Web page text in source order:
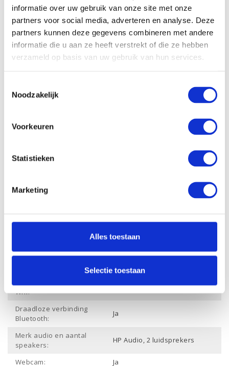
informatie over uw gebruik van onze site met onze
partners voor social media, adverteren en analyse. Deze
partners kunnen deze gegevens combineren met andere
informatie die u aan ze heeft verstrekt of die ze hebben
verzameld op basis van uw gebruik van hun services.
Noodzakelijk
Voorkeuren
Statistieken
Marketing
Alles toestaan
Selectie toestaan
Schermdiagonaal:
14.0 inch (35,6 cm)
Scherm resolutie:
1920 x 1080 (Full HD)
Touchscreen:
Ja
Processor
Processor kernen:
Werkgeheugen:
Dropbox:
Ja
Intel Graphics
Videokaart
Wifi:
Ja
Draadloze verbinding
Bluetooth:
Ja
Merk audio en aantal
speakers:
HP Audio, 2 luidsprekers
Webcam:
Ja